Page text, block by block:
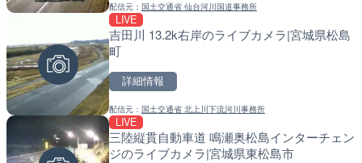
配信元：国土交通省 仙台河川国道事務所
LIVE
吉田川 13.2k右岸のライブカメラ|宮城県松島
町
詳細情報
配信元：国土交通省 北上川下流河川事務所
LIVE
三陸縦貫自動車道 鳴瀬奥松島インターチェン
ジのライブカメラ|宮城県東松島市
配信元：株式会社ミックス
ごろごろ茶屋のライブカ
配信元：天川村役場
知内川 上開田橋のライブ
市
配信元：国土交通省 北海道開発局
天塩川 岩尾内ダムのライ
配信元：国土交通省 北海道開発局
東京都品川区南大井のラ
川区